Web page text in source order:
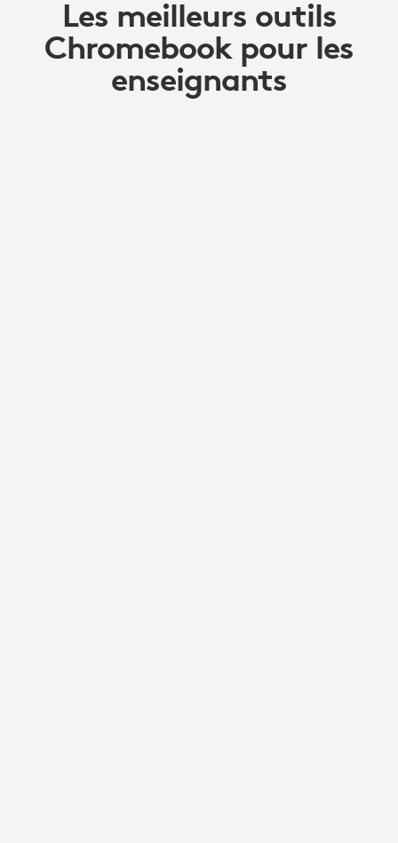
Les meilleurs outils
Chromebook pour les
enseignants